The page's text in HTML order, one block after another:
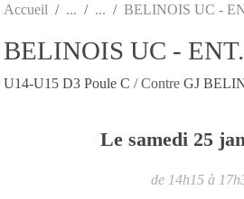
Accueil BELINOIS UC -
BELINOIS UC -
U14-U15 D3 Poule C / Contre GJ
Le samedi 25
de 14h15 à